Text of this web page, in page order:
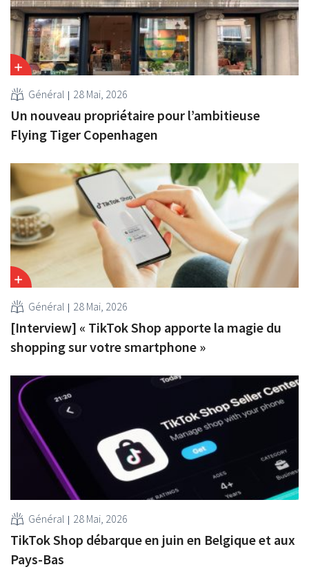
Général 28 Mai, 2026
Un nouveau propriétaire pour l’ambitieuse
Flying Tiger Copenhagen
Général 28 Mai, 2026
[Interview] « TikTok Shop apporte la magie du
shopping sur votre smartphone »
Général 28 Mai, 2026
TikTok Shop débarque en juin en Belgique et aux
Pays-Bas